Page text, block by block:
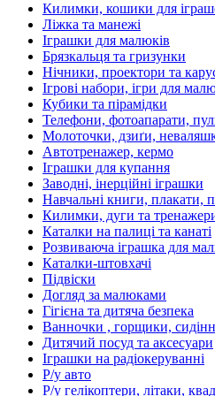
Килимки, кошики для
Ліжка та манежі
Іграшки для малюків
Брязкальця та гризунки
Нічники, проектори та
Ігрові набори, ігри для
Кубики та пірамідки
Телефони, фотоапарати,
Молоточки, дзиґи,
Автотренажер, кермо
Іграшки для купання
Заводні, інерційні іграшки
Навчальні книги, плакати,
Килимки, дуги та
Каталки на палиці та канаті
Розвиваюча іграшка для
Каталки-штовхачі
Підвіски
Догляд за малюками
Гігієна та дитяча безпека
Ванночки , горщики,
Дитячий посуд та аксесуари
Іграшки на радіокеруванні
Р/у авто
Р/у гелікоптери, літаки,